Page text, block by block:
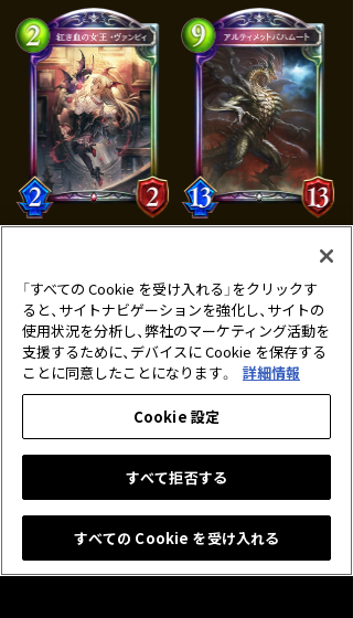
名称：Shadowverse(シャドウバース)
ジャンル：対戦型オンラインTCG
価格：基本無料（アイテム課金制）
【Google Play版】必須環境：Android 7.0以降
「すべての Cookie を受け入れる」をクリックす
ると、サイトナビゲーションを強化し、サイトの
使用状況を分析し、弊社のマーケティング活動を
支援するために、デバイスに Cookie を保存する
ことに同意したことになります。
詳細情報
Cookie 設定
すべて拒否する
すべての Cookie を受け入れる